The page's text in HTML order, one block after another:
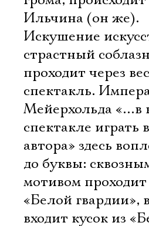
Ильчина (он же).
Искушение
страстный
проходит через
спектакль.
Мейерхольда «…в
спектакле играть
автора» здесь
до буквы:
мотивом
«Белой гвардии»,
входит кусок из